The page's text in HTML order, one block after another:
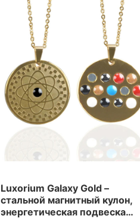
Luxorium Galaxy Gold –
стальной магнитный кулон,
энергетическая подвеска